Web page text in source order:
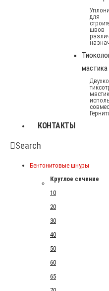
для
швов
мастика
КОНТАКТЫ
Search
Бентонитовые шнуры
Круглое сечение
10
20
30
40
50
60
65